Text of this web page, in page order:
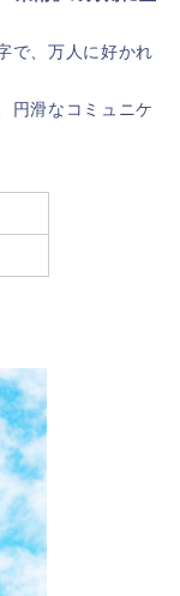
で、万人に好かれ
円滑なコミュニケ